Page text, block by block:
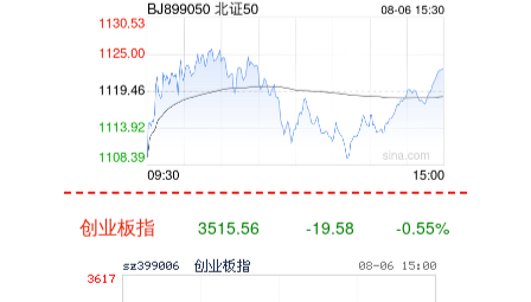
创业板指 3515.56 -19.58 -0.55%